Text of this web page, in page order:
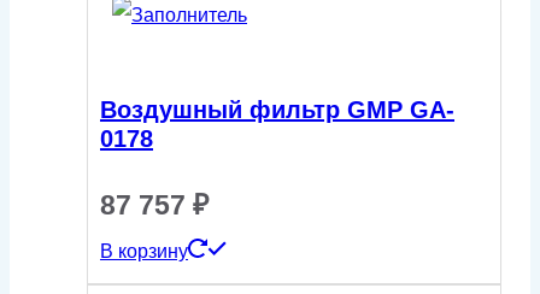
Воздушный фильтр GMP GA-
0178
87 757 ₽
В корзину